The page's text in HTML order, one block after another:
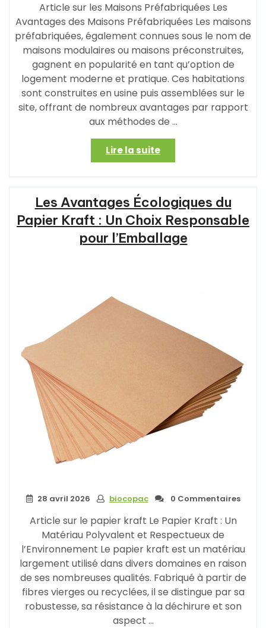
Article sur les Maisons Préfabriquées Les
Avantages des Maisons Préfabriquées Les maisons
préfabriquées, également connues sous le nom de
maisons modulaires ou maisons préconstruites,
gagnent en popularité en tant qu’option de
logement moderne et pratique. Ces habitations
sont construites en usine puis assemblées sur le
site, offrant de nombreux avantages par rapport
aux méthodes de …
Lire la suite« Les
Avantages
d’une
Maison
Préfabriquée
:
Rapidité,
Qualité
Les Avantages Écologiques du
Papier Kraft : Un Choix Responsable
pour l’Emballage
28 avril 2026 biocopac 0 Commentaires
Article sur le papier kraft Le Papier Kraft : Un
Matériau Polyvalent et Respectueux de
l’Environnement Le papier kraft est un matériau
largement utilisé dans divers domaines en raison
de ses nombreuses qualités. Fabriqué à partir de
fibres vierges ou recyclées, il se distingue par sa
robustesse, sa résistance à la déchirure et son
aspect …